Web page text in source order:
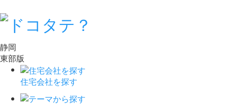
静岡
東部版
住宅会社を探す